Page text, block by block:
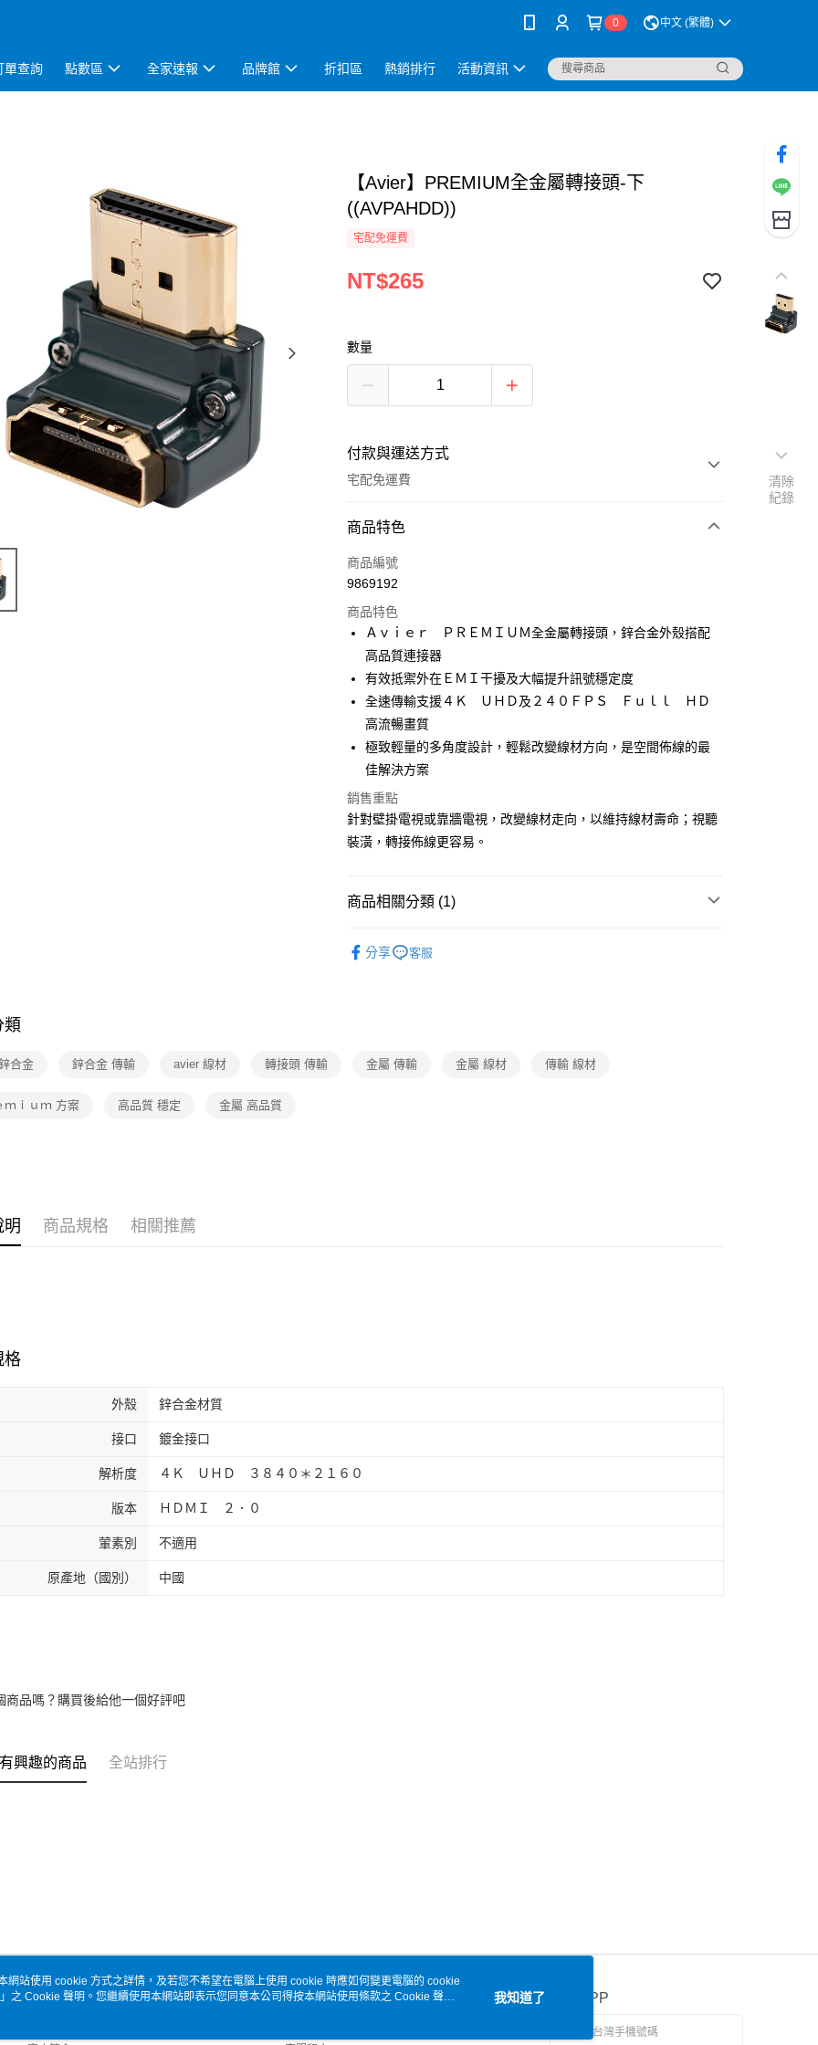
0 中文 (繁體)
單查詢 點數區 全家速報 品牌館 折扣區 熱銷排行 活動資訊
【Avier】PREMIUM全金屬轉接頭-下
((AVPAHDD))
宅配免運費
NT$265
數量
付款與運送方式
宅配免運費
付款方式
全家線上支付
運送方式
本島宅配-活動商品
免運費
離島宅配-常溫商品
商品特色
商品編號
9869192
商品特色
Ａｖｉｅｒ ＰＲＥＭＩＵＭ全金屬轉接頭，鋅合金外殼搭配
高品質連接器
有效抵禦外在ＥＭＩ干擾及大幅提升訊號穩定度
全速傳輸支援４Ｋ ＵＨＤ及２４０ＦＰＳ Ｆｕｌｌ ＨＤ
高流暢畫質
極致輕量的多角度設計，輕鬆改變線材方向，是空間佈線的最
佳解決方案
銷售重點
針對壁掛電視或靠牆電視，改變線材走向，以維持線材壽命；視聽
裝潢，轉接佈線更容易。
商品相關分類 (1)
分享
客服
類
合金 鋅合金 傳輸 avier 線材 轉接頭 傳輸 金屬 傳輸 金屬 線材 傳輸 線材
ｍｉｕｍ 方案 高品質 穩定 金屬 高品質
明 商品規格 相關推薦
格
外殼 鋅合金材質
接口 鍍金接口
解析度 ４Ｋ ＵＨＤ ３８４０＊２１６０
版本 ＨＤＭＩ ２．０
葷素別 不適用
原產地（國別） 中國
商品嗎？購買後給他一個好評吧
興趣的商品 全站排行
關於我們 客服資訊 官方APP
清除
紀錄
網站使用 cookie 方式之詳情，及若您不希望在電腦上使用 cookie 時應如何變更電腦的 cookie
」之 Cookie 聲明。您繼續使用本網站即表示您同意本公司得按本網站使用條款之 Cookie 聲明
我知道了